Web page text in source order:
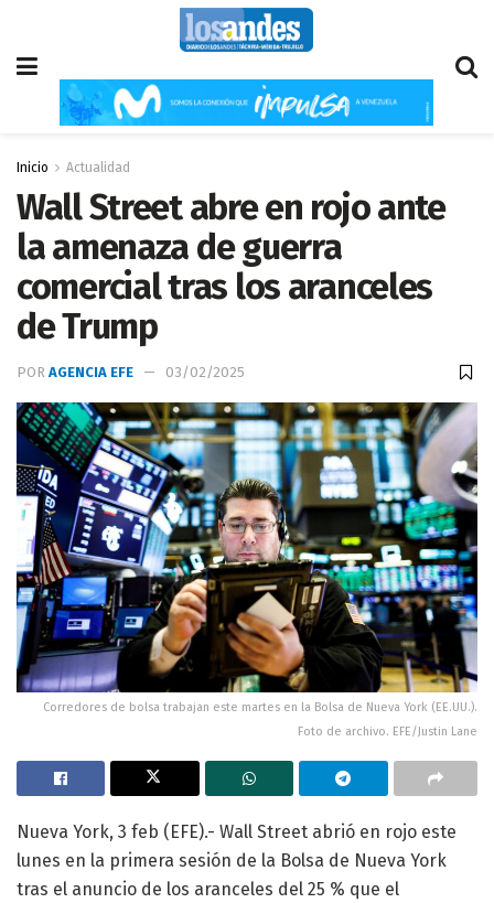
Inicio Actualidad
Wall Street abre en rojo ante
la amenaza de guerra
comercial tras los aranceles
de Trump
POR AGENCIA EFE 03/02/2025
Corredores de bolsa trabajan este martes en la Bolsa de Nueva York (EE.UU.).
Foto de archivo. EFE/Justin Lane
Nueva York, 3 feb (EFE).- Wall Street abrió en rojo este
lunes en la primera sesión de la Bolsa de Nueva York
tras el anuncio de los aranceles del 25 % que el